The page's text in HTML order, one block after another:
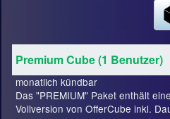
Premium Cube (1 Benutzer)
monatlich kündbar
Das "PREMIUM" Paket enthält
Vollversion von OfferCube inkl.